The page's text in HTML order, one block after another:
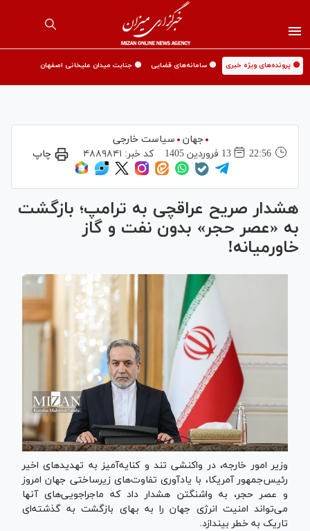
🟡 پرونده‌های ویژه خبری 🟡 سامانه‌های قضایی 🟡 جنایت میدان علیخانی اصفهان
جهان
سیاست خارجی
22:56
13 فروردين 1405 کد خبر: ۴۸۸۹۸۴۱ چاپ
هشدار صریح عراقچی به ترامپ؛ بازگشت
به «عصر حجر» بدون نفت و گاز
خاورمیانه!
وزیر امور خارجه، در واکنشی تند و کنایه‌آمیز به تهدید‌های اخیر
رئیس‌جمهور آمریکا، با یادآوری تفاوت‌های زیرساختی جهان امروز
و عصر حجر، به واشنگتن هشدار داد که ماجراجویی‌های آنها
می‌تواند امنیت انرژی جهان را به بهای بازگشت به گذشته‌ای
تاریک به خطر بیندازد.